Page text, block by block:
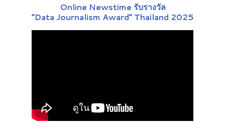
Online Newstime รับรางวัล
“Data Journalism Award” Thailand 2025